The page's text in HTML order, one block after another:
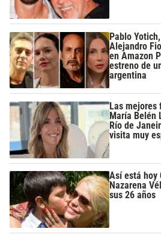
Pablo
Alejandro
en Amazon
estreno de
argentina
Las mejores
María Belén
Río de
visita muy
Así está hoy
Nazarena
sus 26 años